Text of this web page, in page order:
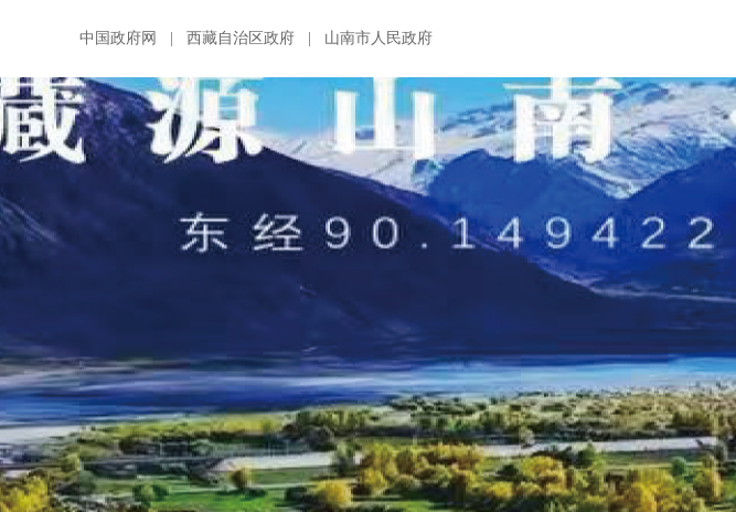
中国政府网 西藏自治区政府 山南市人民政府